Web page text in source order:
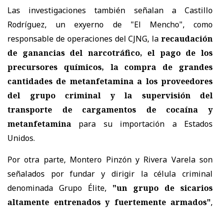
Las investigaciones también señalan a Castillo
Rodríguez, un exyerno de "El Mencho", como
responsable de operaciones del CJNG, la recaudación
de ganancias del narcotráfico, el pago de los
precursores químicos, la compra de grandes
cantidades de metanfetamina a los proveedores
del grupo criminal y la supervisión del
transporte de cargamentos de cocaína y
metanfetamina para su importación a Estados
Unidos.
Por otra parte, Montero Pinzón y Rivera Varela son
señalados por fundar y dirigir la célula criminal
denominada Grupo Élite, "un grupo de sicarios
altamente entrenados y fuertemente armados",